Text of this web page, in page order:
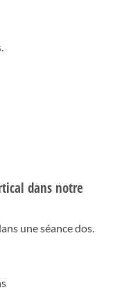
dans notre
une séance dos.